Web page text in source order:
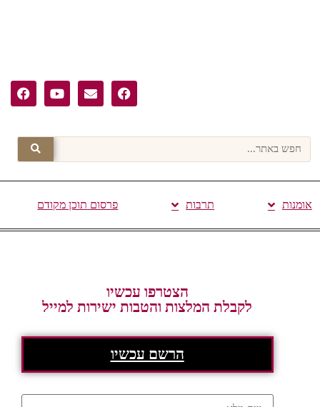
אומנות תרבות פרסום תוכן מקודם
הצטרפו עכשיו
לקבלת המלצות והטבות ישירות למייל
הרשם עכשיו